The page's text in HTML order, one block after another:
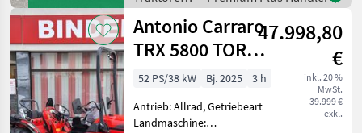
Höchstgeschwindigkeit in
km/h: 25 km/h, Aufladung:
Turbola
Antonio
Carraro
Antonio Carraro
TRX 5800 TORA
Cabrio
+JOY+UNIFLEX
Entlastung
47.998,80
€
inkl. 20 %
MwSt.
39.999 €
exkl.
52 PS/38 kW Bj. 2025
3 h
Antrieb: Allrad, Getriebeart
Landmaschine: